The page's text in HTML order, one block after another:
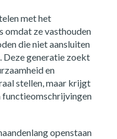
met het
omdat ze vasthouden
die niet aansluiten
Deze generatie zoekt
en
stellen, maar krijgt
functieomschrijvingen
openstaan